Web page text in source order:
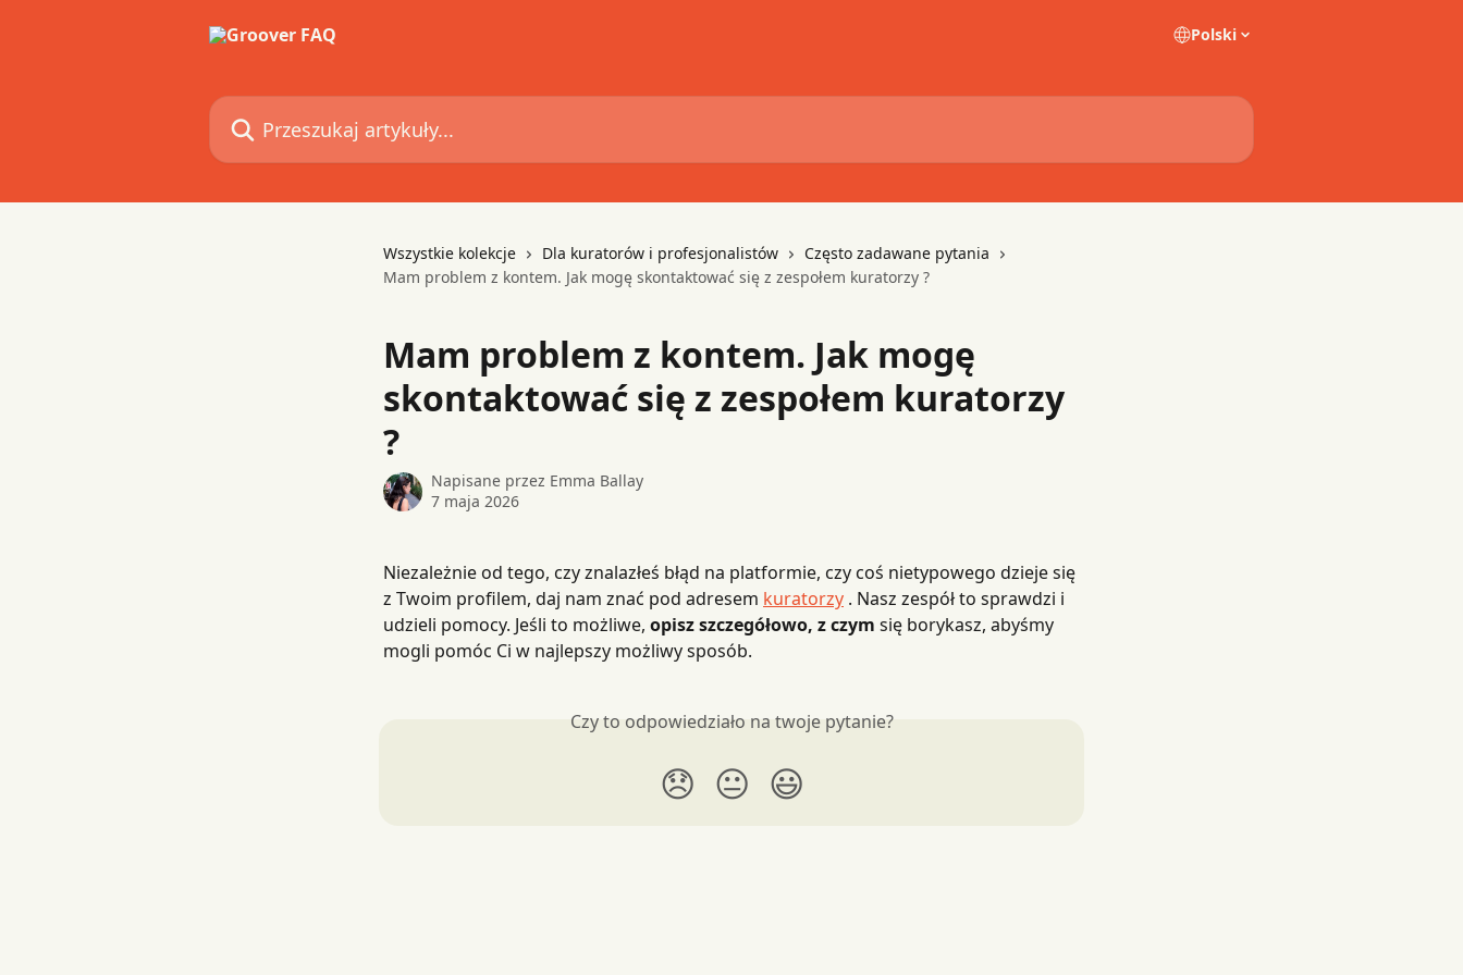
Polski
Przeszukaj artykuły...
Wszystkie kolekcje Dla kuratorów i profesjonalistów
Często zadawane pytania
Mam problem z kontem. Jak mogę skontaktować się z zespołem kuratorzy ?
Mam problem z kontem. Jak mogę
skontaktować się z zespołem kuratorzy
?
Napisane przez Emma Ballay
7 maja 2026
Niezależnie od tego, czy znalazłeś błąd na platformie, czy coś nietypowego dzieje się
z Twoim profilem, daj nam znać pod adresem kuratorzy . Nasz zespół to sprawdzi i
udzieli pomocy. Jeśli to możliwe, opisz szczegółowo, z czym się borykasz, abyśmy
mogli pomóc Ci w najlepszy możliwy sposób.
Czy to odpowiedziało na twoje pytanie?
😞 😐 😃